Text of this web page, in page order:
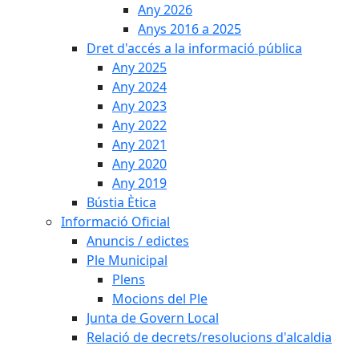
Any 2026
Anys 2016 a 2025
Dret d'accés a la informació pública
Any 2025
Any 2024
Any 2023
Any 2022
Any 2021
Any 2020
Any 2019
Bústia Ètica
Informació Oficial
Anuncis / edictes
Ple Municipal
Plens
Mocions del Ple
Junta de Govern Local
Relació de decrets/resolucions d'alcaldia